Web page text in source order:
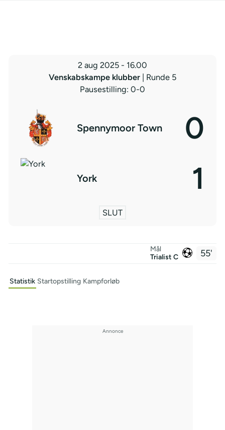
2 aug 2025 - 16.00
Venskabskampe klubber
| Runde 5
Pausestilling: 0-0
Spennymoor Town 0
York 1
SLUT
55'
Mål
Trialist C
Statistik Startopstilling Kampforløb